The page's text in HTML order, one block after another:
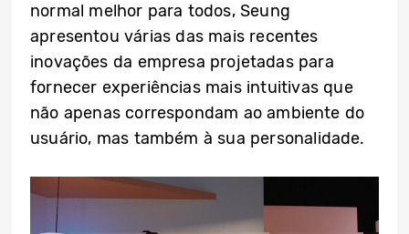
normal melhor para todos, Seung
apresentou várias das mais recentes
inovações da empresa projetadas para
fornecer experiências mais intuitivas que
não apenas correspondam ao ambiente do
usuário, mas também à sua personalidade.